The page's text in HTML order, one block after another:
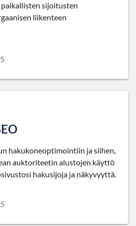
sijoitusten
liikenteen
hakukoneoptimointiin ja siihen,
auktoriteetin alustojen käyttö
hakusijoja ja näkyvyyttä.